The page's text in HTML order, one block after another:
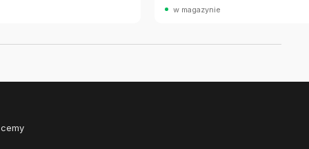
w magazynie